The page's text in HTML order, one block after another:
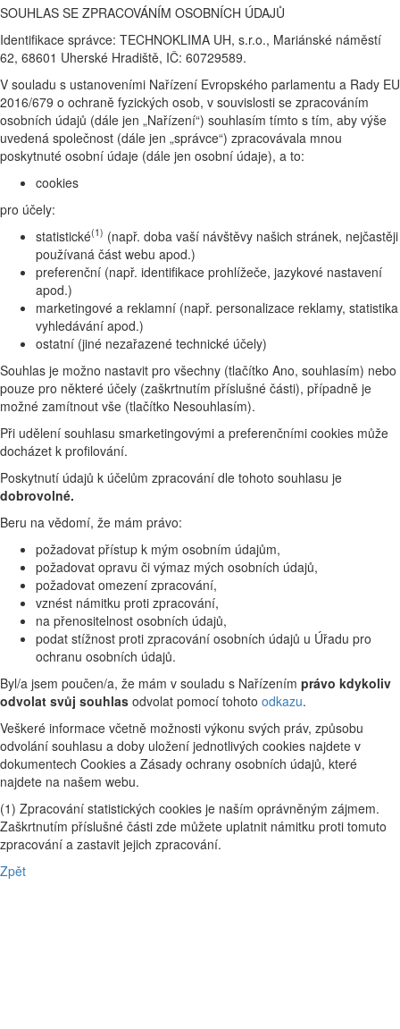
SOUHLAS SE ZPRACOVÁNÍM OSOBNÍCH ÚDAJŮ
Identifikace správce: TECHNOKLIMA UH, s.r.o., Mariánské náměstí
62, 68601 Uherské Hradiště, IČ: 60729589.
V souladu s ustanoveními Nařízení Evropského parlamentu a Rady EU
2016/679 o ochraně fyzických osob, v souvislosti se zpracováním
osobních údajů (dále jen „Nařízení“) souhlasím tímto s tím, aby výše
uvedená společnost (dále jen „správce“) zpracovávala mnou
poskytnuté osobní údaje (dále jen osobní údaje), a to:
cookies
pro účely:
statistické(1) (např. doba vaší návštěvy našich stránek, nejčastěji
používaná část webu apod.)
preferenční (např. identifikace prohlížeče, jazykové nastavení
apod.)
marketingové a reklamní (např. personalizace reklamy, statistika
vyhledávání apod.)
ostatní (jiné nezařazené technické účely)
Souhlas je možno nastavit pro všechny (tlačítko Ano, souhlasím) nebo
pouze pro některé účely (zaškrtnutím příslušné části), případně je
možné zamítnout vše (tlačítko Nesouhlasím).
Při udělení souhlasu smarketingovými a preferenčními cookies může
docházet k profilování.
Poskytnutí údajů k účelům zpracování dle tohoto souhlasu je
dobrovolné.
Beru na vědomí, že mám právo:
požadovat přístup k mým osobním údajům,
požadovat opravu či výmaz mých osobních údajů,
požadovat omezení zpracování,
vznést námitku proti zpracování,
na přenositelnost osobních údajů,
podat stížnost proti zpracování osobních údajů u Úřadu pro
ochranu osobních údajů.
Byl/a jsem poučen/a, že mám v souladu s Nařízením právo kdykoliv
odvolat svůj souhlas odvolat pomocí tohoto odkazu.
Veškeré informace včetně možnosti výkonu svých práv, způsobu
odvolání souhlasu a doby uložení jednotlivých cookies najdete v
dokumentech Cookies a Zásady ochrany osobních údajů, které
najdete na našem webu.
(1) Zpracování statistických cookies je naším oprávněným zájmem.
Zaškrtnutím příslušné části zde můžete uplatnit námitku proti tomuto
zpracování a zastavit jejich zpracování.
Zpět